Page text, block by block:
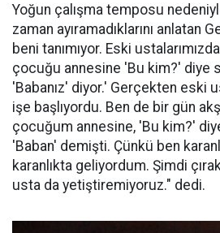
Yoğun çalışma temposu
zaman ayıramadıklarını anlatan
beni tanımıyor. Eski
çocuğu annesine 'Bu kim?' diye
'Babanız' diyor.' Gerçekten eski
işe başlıyordu. Ben de bir gün
çocuğum annesine, 'Bu kim?'
'Baban' demişti. Çünkü ben
karanlıkta geliyordum. Şimdi
usta da yetiştiremiyoruz." dedi.